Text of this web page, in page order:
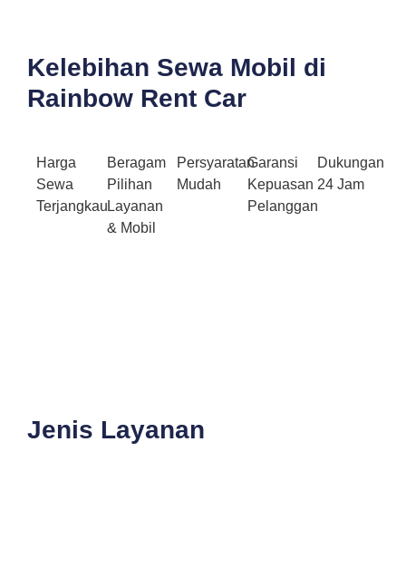
Kelebihan Sewa Mobil di
Rainbow Rent Car
Harga
Sewa
Terjangkau
Beragam
Pilihan
Layanan
& Mobil
Persyaratan
Mudah
Garansi
Kepuasan
Pelanggan
Dukungan
24 Jam
Jenis Layanan